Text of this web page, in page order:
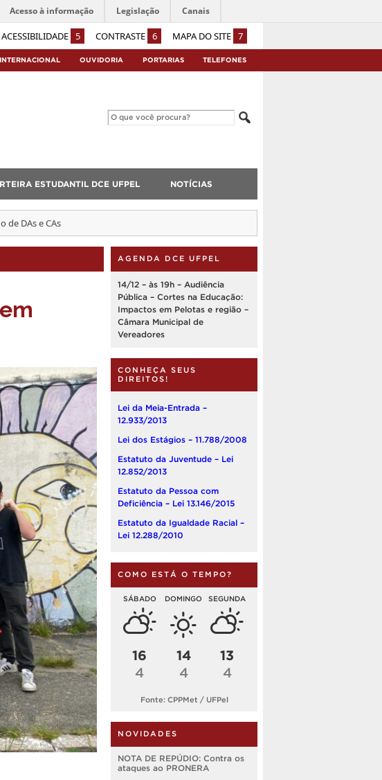
ACESSIBILIDADE 5 CONTRASTE 6 MAPA DO SITE 7
Acesso à informação Legislação Canais
INTERNACIONAL OUVIDORIA PORTARIAS TELEFONES
ESTUDANTIL DCE UFPEL NOTÍCIAS
de DAs e CAs
AGENDA DCE UFPEL
14/12 – às 19h – Audiência
Pública – Cortes na Educação:
Impactos em Pelotas e região –
Câmara Municipal de
Vereadores
CONHEÇA SEUS
DIREITOS!
Lei da Meia-Entrada –
12.933/2013
Lei dos Estágios – 11.788/2008
Estatuto da Juventude – Lei
12.852/2013
Estatuto da Pessoa com
Deficiência – Lei 13.146/2015
Estatuto da Igualdade Racial –
Lei 12.288/2010
COMO ESTÁ O TEMPO?
SÁBADO
16
4
DOMINGO
14
4
SEGUNDA
13
4
Fonte: CPPMet / UFPel
NOVIDADES
NOTA DE REPÚDIO: Contra os
ataques ao PRONERA